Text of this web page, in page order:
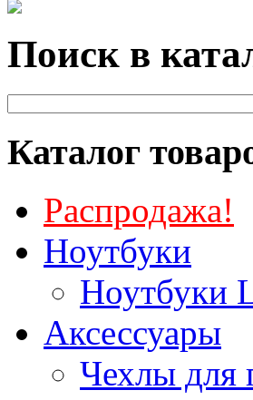
Поиск в
Каталог
Распродажа!
Ноутбуки
Ноутбуки
Аксессуары
Чехлы для